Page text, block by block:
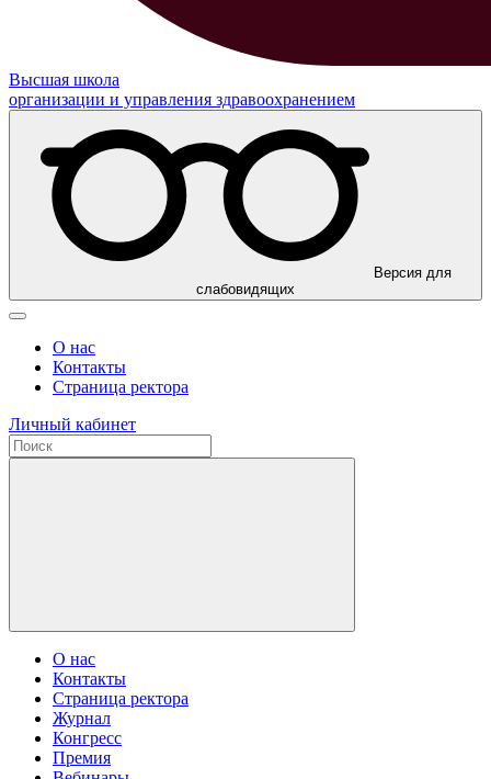
Высшая школа
организации и управления здравоохранением
Версия для
слабовидящих
О нас
Контакты
Страница ректора
Личный кабинет
О нас
Контакты
Страница ректора
Журнал
Конгресс
Премия